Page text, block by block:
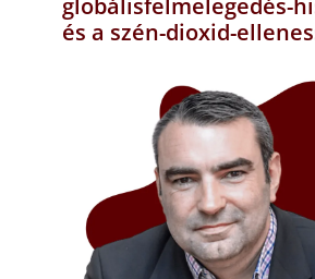
és a szén-dioxid-